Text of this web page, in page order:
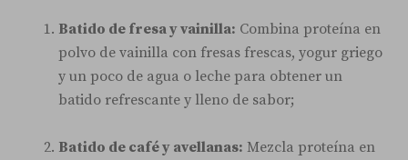
Batido de fresa y vainilla: Combina proteína en
polvo de vainilla con fresas frescas, yogur griego
y un poco de agua o leche para obtener un
batido refrescante y lleno de sabor;
Batido de café y avellanas: Mezcla proteína en